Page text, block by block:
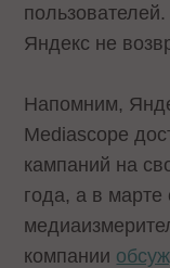
Яндекс не
Напомним,
Mediascope
кампаний на
года, а в марте
компании